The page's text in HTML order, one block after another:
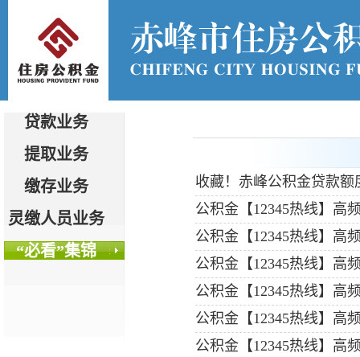
贷款业务
提取业务
缴存业务
灵缴人员业务
“必看”集锦
收藏！赤峰公积金贷款
公积金【12345热线】高
公积金【12345热线】高
公积金【12345热线】高
公积金【12345热线】高
公积金【12345热线】高
公积金【12345热线】高